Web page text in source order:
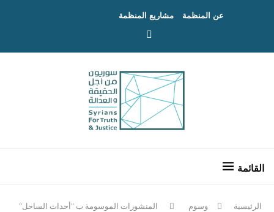
عن المنظمة مشاريع المنظمة
الرئيسية وسوم المنشورات الموسومة ب "أحداث الساحل"